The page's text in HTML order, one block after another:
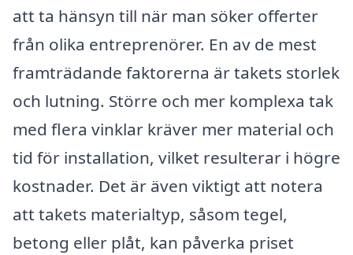
att ta hänsyn till när man söker offerter
från olika entreprenörer. En av de mest
framträdande faktorerna är takets storlek
och lutning. Större och mer komplexa tak
med flera vinklar kräver mer material och
tid för installation, vilket resulterar i högre
kostnader. Det är även viktigt att notera
att takets materialtyp, såsom tegel,
betong eller plåt, kan påverka priset